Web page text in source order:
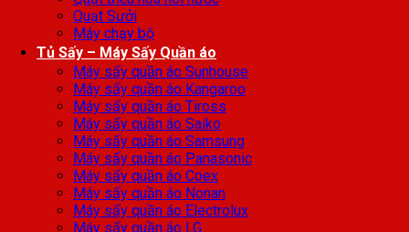
Quạt Sưởi
Máy chạy bộ
Tủ Sấy – Máy Sấy Quần áo
Máy sấy quần áo Sunhouse
Máy sấy quần áo Kangaroo
Máy sấy quần áo Tiross
Máy sấy quần áo Saiko
Máy sấy quần áo Samsung
Máy sấy quần áo Panasonic
Máy sấy quần áo Coex
Máy sấy quần áo Nonan
Máy sấy quần áo Electrolux
Máy sấy quần áo LG